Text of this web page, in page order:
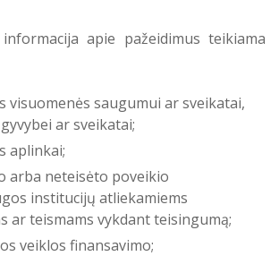
apie pažeidimus teikiama
visuomenės saugumui ar sveikatai,
ar sveikatai;
aplinkai;
arba neteisėto poveikio
institucijų atliekamiems
ar teismams vykdant teisingumą;
veiklos finansavimo;